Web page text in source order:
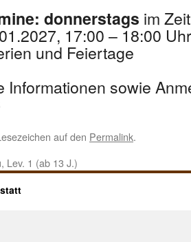
donnerstags im
17:00 – 18:00
und Feiertage
Informationen sowie
auf den Permalink.
Lev. 1 (ab 13 J.)